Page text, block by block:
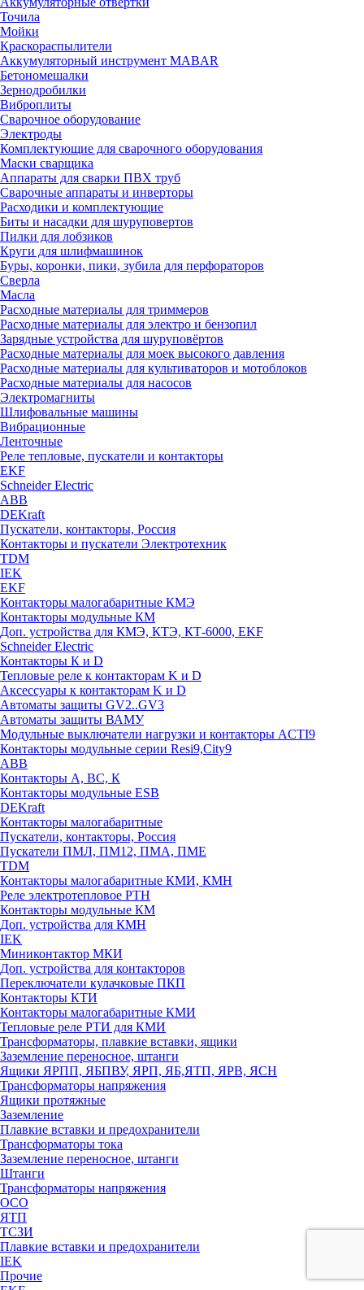
Точила
Мойки
Краскораспылители
Аккумуляторный инструмент MABAR
Бетономешалки
Зернодробилки
Виброплиты
Сварочное оборудование
Электроды
Комплектующие для сварочного оборудования
Маски сварщика
Аппараты для сварки ПВХ труб
Сварочные аппараты и инверторы
Расходики и комплектующие
Биты и насадки для шуруповертов
Пилки для лобзиков
Круги для шлифмашинок
Буры, коронки, пики, зубила для перфораторов
Сверла
Масла
Расходные материалы для триммеров
Расходные материалы для электро и бензопил
Зарядные устройства для шуруповёртов
Расходные материалы для моек высокого давления
Расходные материалы для культиваторов и мотоблоков
Расходные материалы для насосов
Электромагниты
Шлифовальные машины
Вибрационные
Ленточные
Реле тепловые, пускатели и контакторы
EKF
Schneider Electric
ABB
DEKraft
Пускатели, контакторы, Россия
Контакторы и пускатели Электротехник
TDM
IEK
EKF
Контакторы малогабаритные КМЭ
Контакторы модульные КМ
Доп. устройства для КМЭ, КТЭ, КТ-6000, EKF
Schneider Electric
Контакторы К и D
Тепловые реле к контакторам K и D
Аксессуары к контакторам K и D
Автоматы защиты GV2..GV3
Автоматы защиты ВАМУ
Модульные выключатели нагрузки и контакторы ACTI9
Контакторы модульные серии Resi9,City9
ABB
Контакторы А, ВС, К
Контакторы модульные ESB
DEKraft
Контакторы малогабаритные
Пускатели, контакторы, Россия
Пускатели ПМЛ, ПМ12, ПМА, ПМЕ
TDM
Контакторы малогабаритные КМИ, КМН
Реле электротепловое РТН
Контакторы модульные КМ
Доп. устройства для КМН
IEK
Миниконтактор МКИ
Доп. устройства для контакторов
Переключатели кулачковые ПКП
Контакторы КТИ
Контакторы малогабаритные КМИ
Тепловые реле РTИ для КМИ
Трансформаторы, плавкие вставки, ящики
Заземление переносное, штанги
Ящики ЯРПП, ЯБПВУ, ЯРП, ЯБ,ЯТП, ЯРВ, ЯСН
Трансформаторы напряжения
Ящики протяжные
Заземление
Плавкие вставки и предохранители
Трансформаторы тока
Заземление переносное, штанги
Штанги
Трансформаторы напряжения
ОСО
ЯТП
ТСЗИ
Плавкие вставки и предохранители
IEK
Прочие